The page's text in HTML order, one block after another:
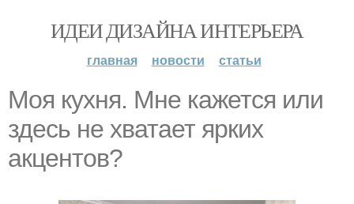
ИДЕИ ДИЗАЙНА ИНТЕРЬЕРА
главная новости статьи
Моя кухня. Мне кажется или
здесь не хватает ярких
акцентов?